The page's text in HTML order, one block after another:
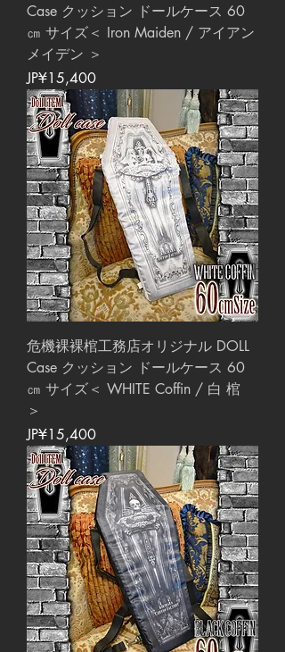
Case クッション ドールケース 60
㎝ サイズ＜ Iron Maiden / アイアン
メイデン ＞
價格
JP¥15,400
危機裸裸棺工務店オリジナル DOLL
Case クッション ドールケース 60
㎝ サイズ＜ WHITE Coffin / 白 棺
＞
價格
JP¥15,400